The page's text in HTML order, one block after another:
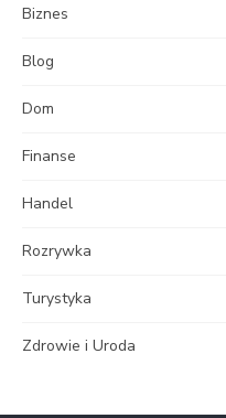
Biznes
Blog
Dom
Finanse
Handel
Rozrywka
Turystyka
Zdrowie i Uroda